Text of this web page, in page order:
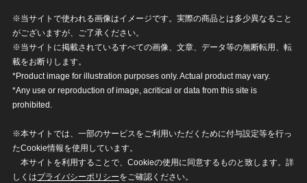
※当サイトで使われる画像はイメージです。実際の商品とは多少異なること
がございますが、ご了承ください。
※当サイトに掲載されているすべての画像、文章、データ等の無断転用、転
載をお断りします。
*Product image for illustration purposes only. Actual product may vary.
*Any use or reproduction of image, acritical or data from this site is
prohibited.
※本サイトでは、一部のサービスをご利用いただくために付与設定等を行っ
たCookie情報を使用しています。
本サイトを利用することで、Cookieの使用に同意するものと致します。詳
しくはプライバシーポリシーをご確認ください。